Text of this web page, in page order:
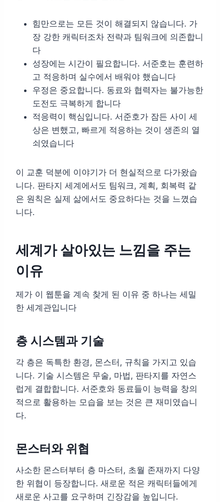
힘만으로는 모든 것이 해결되지 않습니다. 가
장 강한 캐릭터조차 전략과 팀워크에 의존합니
다
성장에는 시간이 필요합니다. 서준호는 훈련하
고 적응하며 실수에서 배워야 했습니다
우정은 중요합니다. 동료와 협력자는 불가능한
도전도 극복하게 합니다
적응력이 핵심입니다. 서준호가 잠든 사이 세
상은 변했고, 빠르게 적응하는 것이 생존의 열
쇠였습니다
이 교훈 덕분에 이야기가 더 현실적으로 다가왔습
니다. 판타지 세계에서도 팀워크, 계획, 회복력 같
은 원칙은 실제 삶에서도 중요하다는 것을 느꼈습
니다.
세계가 살아있는 느낌을 주는
이유
제가 이 웹툰을 계속 찾게 된 이유 중 하나는 세밀
한 세계관입니다
층 시스템과 기술
각 층은 독특한 환경, 몬스터, 규칙을 가지고 있습
니다. 기술 시스템은 무술, 마법, 판타지를 자연스
럽게 결합합니다. 서준호와 동료들이 능력을 창의
적으로 활용하는 모습을 보는 것은 큰 재미였습니
다.
몬스터와 위협
사소한 몬스터부터 층 마스터, 초월 존재까지 다양
한 위협이 등장합니다. 새로운 적은 캐릭터들에게
새로운 사고를 요구하며 긴장감을 높입니다.